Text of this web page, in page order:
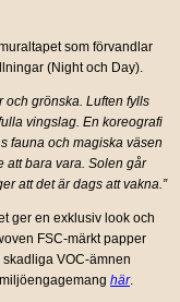
som förvandlar
(Night och Day).
och grönska. Luften fylls
vingslag. En koreografi
fauna och magiska väsen
att bara vara. Solen går
att det är dags att vakna.”
ger en exklusiv look och
FSC-märkt papper
VOC-ämnen
här.